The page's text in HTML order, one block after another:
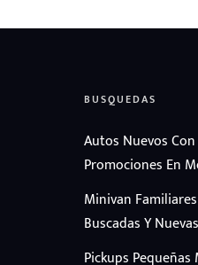
BUSQUEDAS
Autos Nuevos
Promociones En
Minivan
Buscadas Y
Pickups Pequeñas